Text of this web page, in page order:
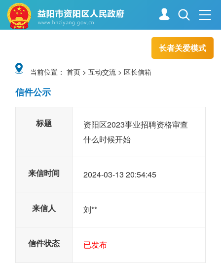
长者关爱模式
走进资阳
政务资阳
政务服务 互动交流
高效办成一件事
当前位置： 首页 > 互动交流 > 区长信箱
信件公示
标题
资阳区2023事业招聘资格审查
什么时候开始
来信时间 2024-03-13 20:54:45
来信人 刘**
信件状态 已发布